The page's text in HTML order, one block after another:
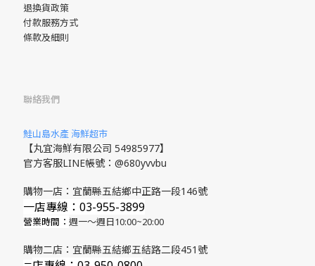
退換貨政策
付款服務方式
條款及細則
聯絡我們
鮭山島水產 海鮮超市
【丸宜海鮮有限公司 54985977】
官方客服LINE帳號：@680yvvbu
購物一店：宜蘭縣五結鄉中正路一段146號
一店專線：03-955-3899
營業時間： 週一～週日10:00~20:00
購物二店：宜蘭縣五結鄉五結路二段451號